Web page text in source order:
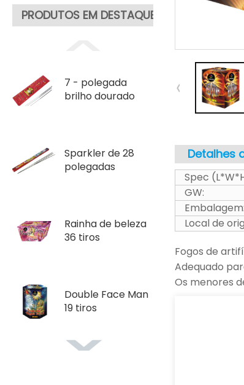
PRODUTOS EM DESTAQUE
7 - polegada
brilho dourado
Sparkler de 28
polegadas
Rainha de beleza
36 tiros
Double Face Man
19 tiros
Detalhes
Spec
GW:
Embalagem:
Local de
Fogos de
Adequado
Os menores